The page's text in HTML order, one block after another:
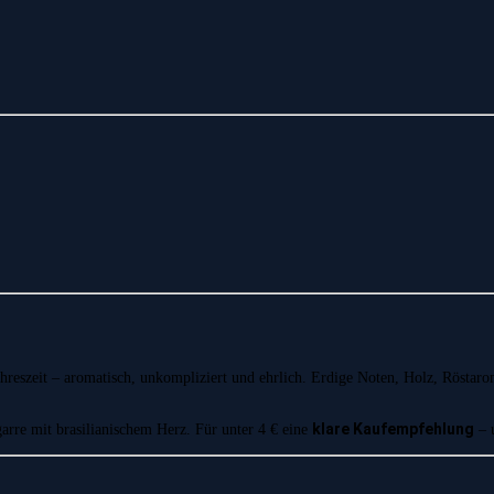
– aromatisch, unkompliziert und ehrlich. Erdige Noten, Holz,
mit brasilianischem Herz. Für unter 4 € eine klare Kaufempfehlung –